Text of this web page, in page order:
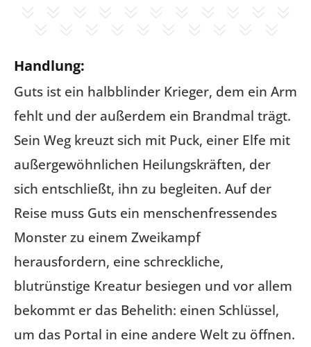
Handlung:
Guts ist ein halbblinder Krieger, dem ein Arm
fehlt und der außerdem ein Brandmal trägt.
Sein Weg kreuzt sich mit Puck, einer Elfe mit
außergewöhnlichen Heilungskräften, der
sich entschließt, ihn zu begleiten. Auf der
Reise muss Guts ein menschenfressendes
Monster zu einem Zweikampf
herausfordern, eine schreckliche,
blutrünstige Kreatur besiegen und vor allem
bekommt er das Behelith: einen Schlüssel,
um das Portal in eine andere Welt zu öffnen.